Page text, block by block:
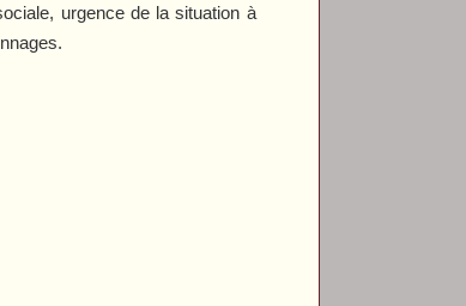
urgence de la situation à